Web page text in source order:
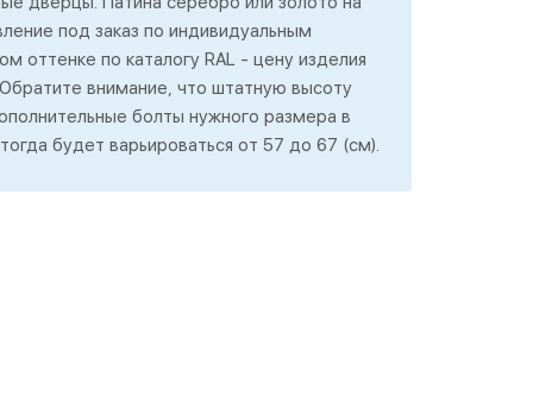
под заказ по индивидуальным
оттенке по каталогу RAL - цену изделия
внимание, что штатную высоту
болты нужного размера в
будет варьироваться от 57 до 67 (см).